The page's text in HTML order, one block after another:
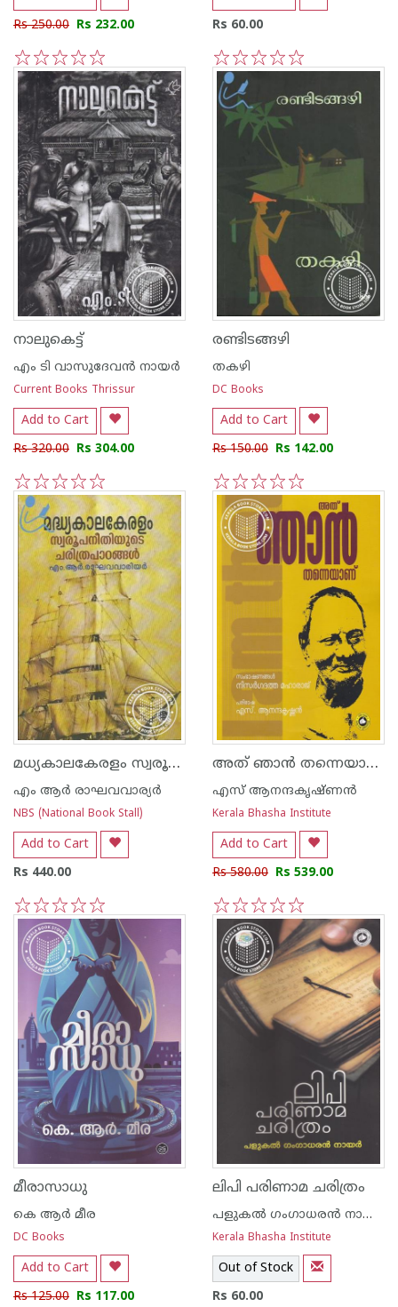
Rs 250.00 Rs 232.00
5
4
3
2
1
Rs 60.00
5
4
3
2
1
നാലുകെട്ട്
എം ടി വാസുദേവന്‍ നായര്‍
Current Books Thrissur
Add to Cart
Rs 320.00 Rs 304.00
5
4
3
2
1
രണ്ടിടങ്ങഴി
തകഴി
DC Books
Add to Cart
Rs 150.00 Rs 142.00
5
4
3
2
1
മധ്യകാലകേരളം സ്വരൂപനീതിയുടെ ചരിത്ര പാഠങ്ങള്‍
എം ആര്‍ രാഘവവാര്യര്‍
NBS (National Book Stall)
Add to Cart
Rs 440.00
5
4
3
2
1
അത് ഞാന്‍ തന്നെയാണ്
എസ് ആനന്ദകൃഷ്ണന്‍
Kerala Bhasha Institute
Add to Cart
Rs 580.00 Rs 539.00
5
4
3
2
1
മീരാസാധു
കെ ആര്‍ മീര
DC Books
Add to Cart
Rs 125.00 Rs 117.00
ലിപി പരിണാമ ചരിത്രം
പളുകല്‍ ഗംഗാധരന്‍ നായര്‍
Kerala Bhasha Institute
Out of Stock
Rs 60.00